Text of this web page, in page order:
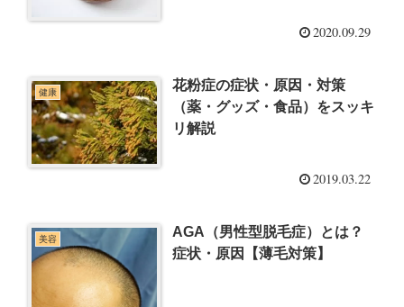
2020.09.29
健康
花粉症の症状・原因・対策
（薬・グッズ・食品）をスッキ
リ解説
2019.03.22
美容
AGA（男性型脱毛症）とは？
症状・原因【薄毛対策】